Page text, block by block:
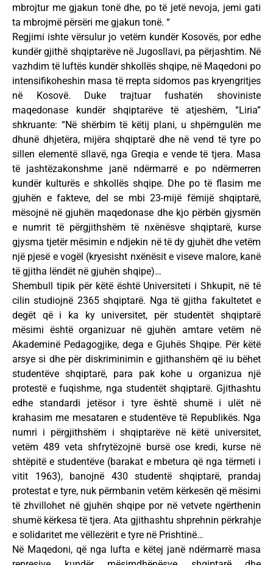
mbrojtur me gjakun tonë dhe, po të jetë nevoja, jemi gati
ta mbrojmë përsëri me gjakun tonë. “
Regjimi ishte vërsulur jo vetëm kundër Kosovës, por edhe
kundër gjithë shqiptarëve në Jugosllavi, pa përjashtim. Në
vazhdim të luftës kundër shkollës shqipe, në Maqedoni po
intensifikoheshin masa të rrepta sidomos pas kryengritjes
në Kosovë. Duke trajtuar fushatën shoviniste
maqedonase kundër shqiptarëve të atjeshëm, “Liria”
shkruante: “Në shërbim të këtij plani, u shpërngulën me
dhunë dhjetëra, mijëra shqiptarë dhe në vend të tyre po
sillen elementë sllavë, nga Greqia e vende të tjera. Masa
të jashtëzakonshme janë ndërmarrë e po ndërmerren
kundër kulturës e shkollës shqipe. Dhe po të flasim me
gjuhën e fakteve, del se mbi 23-mijë fëmijë shqiptarë,
mësojnë në gjuhën maqedonase dhe kjo përbën gjysmën
e numrit të përgjithshëm të nxënësve shqiptarë, kurse
gjysma tjetër mësimin e ndjekin në të dy gjuhët dhe vetëm
një pjesë e vogël (kryesisht nxënësit e viseve malore, kanë
të gjitha lëndët në gjuhën shqipe)…
Shembull tipik për këtë është Universiteti i Shkupit, në të
cilin studiojnë 2365 shqiptarë. Nga të gjitha fakultetet e
degët që i ka ky universitet, për studentët shqiptarë
mësimi është organizuar në gjuhën amtare vetëm në
Akademinë Pedagogjike, dega e Gjuhës Shqipe. Për këtë
arsye si dhe për diskriminimin e gjithanshëm që iu bëhet
studentëve shqiptarë, para pak kohe u organizua një
protestë e fuqishme, nga studentët shqiptarë. Gjithashtu
edhe standardi jetësor i tyre është shumë i ulët në
krahasim me mesataren e studentëve të Republikës. Nga
numri i përgjithshëm i shqiptarëve në këtë universitet,
vetëm 489 veta shfrytëzojnë bursë ose kredi, kurse në
shtëpitë e studentëve (barakat e mbetura që nga tërmeti i
vitit 1963), banojnë 430 studentë shqiptarë, prandaj
protestat e tyre, nuk përmbanin vetëm kërkesën që mësimi
të zhvillohet në gjuhën shqipe por në vetvete ngërthenin
shumë kërkesa të tjera. Ata gjithashtu shprehnin përkrahje
e solidaritet me vëllezërit e tyre në Prishtinë…
Në Maqedoni, që nga lufta e këtej janë ndërmarrë masa